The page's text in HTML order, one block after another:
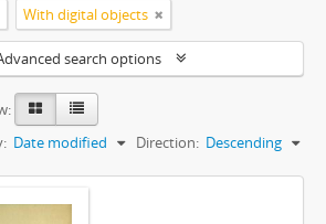
With digital objects
search options
Date modified Direction: Descending